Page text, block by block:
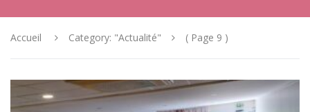
Accueil Category: "Actualité" ( Page 9 )